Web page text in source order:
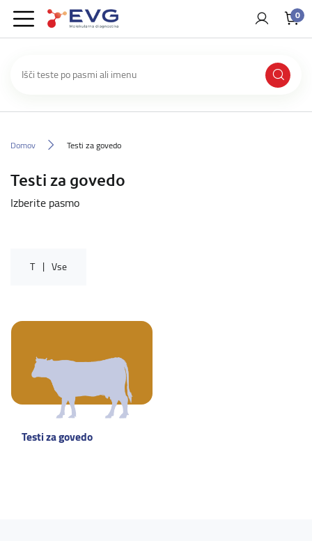
0
Domov Testi za govedo
Testi za govedo
Izberite pasmo
T Vse
Testi za govedo